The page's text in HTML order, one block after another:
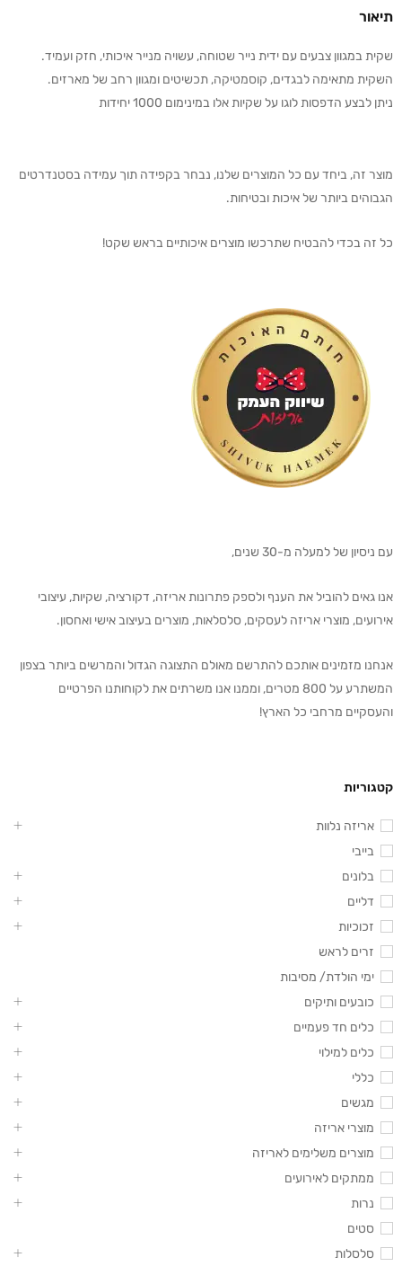
תיאור
שקית במגוון צבעים עם ידית נייר שטוחה, עשויה מנייר איכותי, חזק ועמיד.
השקית מתאימה לבגדים, קוסמטיקה, תכשיטים ומגוון רחב של מארזים.
ניתן לבצע הדפסות לוגו על שקיות אלו במינימום 1000 יחידות
מוצר זה, ביחד עם כל המוצרים שלנו, נבחר בקפידה תוך עמידה בסטנדרטים
הגבוהים ביותר של איכות ובטיחות.
כל זה בכדי להבטיח שתרכשו מוצרים איכותיים בראש שקט!
עם ניסיון של למעלה מ-30 שנים,
אנו גאים להוביל את הענף ולספק פתרונות אריזה, דקורציה, שקיות, עיצובי
אירועים, מוצרי אריזה לעסקים, סלסלאות, מוצרים בעיצוב אישי ואחסון.
אנחנו מזמינים אותכם להתרשם מאולם התצוגה הגדול והמרשים ביותר בצפון
המשתרע על 800 מטרים, וממנו אנו משרתים את לקוחותנו הפרטיים
והעסקיים מרחבי כל הארץ!
קטגוריות
אריזה נלוות
בייבי
בלונים
דליים
זכוכיות
זרים לראש
ימי הולדת/ מסיבות
כובעים ותיקים
כלים חד פעמיים
כלים למילוי
כללי
מגשים
מוצרי אריזה
מוצרים משלימים לאריזה
ממתקים לאירועים
נרות
סטים
סלסלות